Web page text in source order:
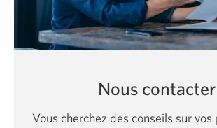
Nous contacter
Vous cherchez des conseils sur